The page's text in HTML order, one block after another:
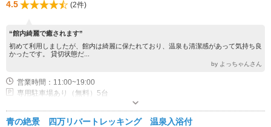
4.5 (2件)
“館内綺麗で癒されます”
初めて利用しましたが、館内は綺麗に保たれており、温泉も清潔感があって気持ち良
かったです。 貸切状態だ...
by よっちゃんさん
営業時間：11:00~19:00
専用駐車場あり（無料）5台
青の絶景 四万リバートレッキング 温泉入浴付